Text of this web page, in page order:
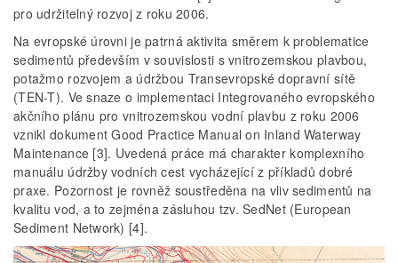
pro udržitelný rozvoj z roku 2006.
Na evropské úrovni je patrná aktivita směrem k problematice
sedimentů především v souvislosti s vnitrozemskou plavbou,
potažmo rozvojem a údržbou Transevropské dopravní sítě
(TEN-T). Ve snaze o implementaci Integrovaného evropského
akčního plánu pro vnitrozemskou vodní plavbu z roku 2006
vznikl dokument Good Practice Manual on Inland Waterway
Maintenance [3]. Uvedená práce má charakter komplexního
manuálu údržby vodních cest vycházející z příkladů dobré
praxe. Pozornost je rovněž soustředěna na vliv sedimentů na
kvalitu vod, a to zejména zásluhou tzv. SedNet (European
Sediment Network) [4].